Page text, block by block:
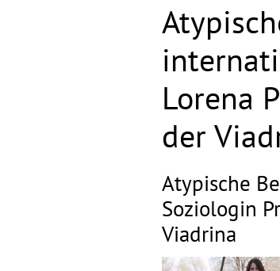
Lorena
der
Atypische
Soziologin
Viadrina